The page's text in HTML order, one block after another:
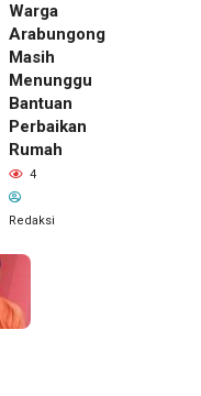
Warga
Arabungong
Masih
Menunggu
Bantuan
Perbaikan
Rumah
4
Redaksi